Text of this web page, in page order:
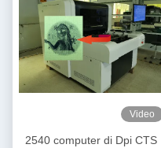
Video
2540 computer di Dpi CTS